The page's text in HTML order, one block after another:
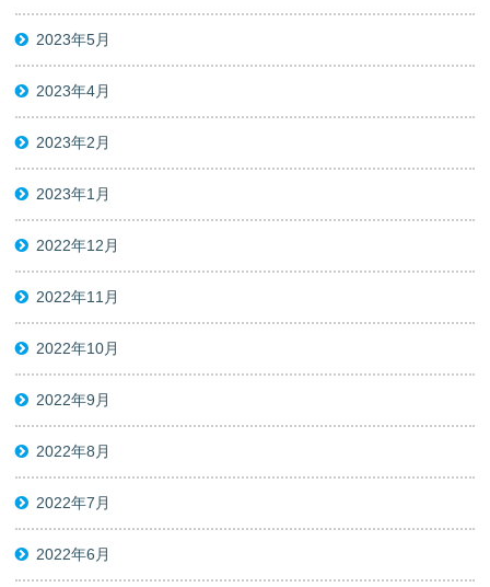
2023年5月
2023年4月
2023年2月
2023年1月
2022年12月
2022年11月
2022年10月
2022年9月
2022年8月
2022年7月
2022年6月